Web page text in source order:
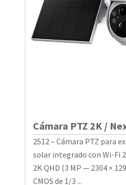
Cámara PTZ 2K /
2512 – Cámara PTZ para
solar integrado con Wi-Fi
2K QHD (3 MP — 2304 ×
CMOS de 1/3 ...